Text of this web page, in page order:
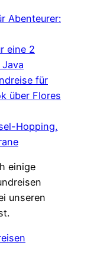
Abenteurer:
eine 2
für
über Flores
Hopping,
einige
unseren